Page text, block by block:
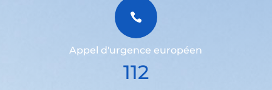

Appel d'urgence européen
112